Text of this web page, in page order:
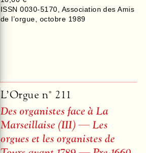
ISSN 0030-5170 Association des Amis
de l’orgue
octobre 1989
L’Orgue n° 211
Des organistes face à La
Marseillaise (III) — Les
orgues et les organistes de